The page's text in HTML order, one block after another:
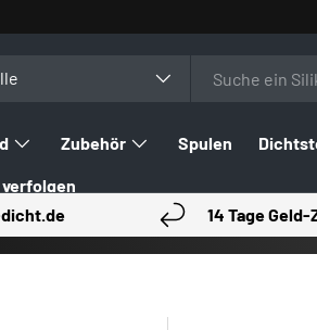
Zubehör Spulen
14 Tage